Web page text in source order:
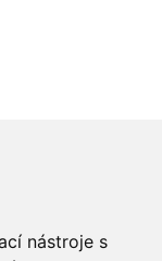
nástroje s